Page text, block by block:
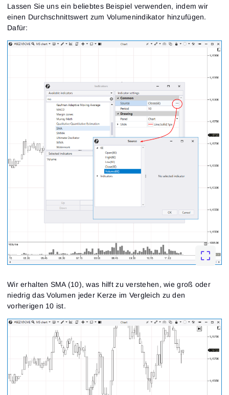
Lassen Sie uns ein beliebtes Beispiel verwenden, indem wir
einen Durchschnittswert zum Volumenindikator hinzufügen.
Dafür:
Wir erhalten SMA (10), was hilft zu verstehen, wie groß oder
niedrig das Volumen jeder Kerze im Vergleich zu den
vorherigen 10 ist.